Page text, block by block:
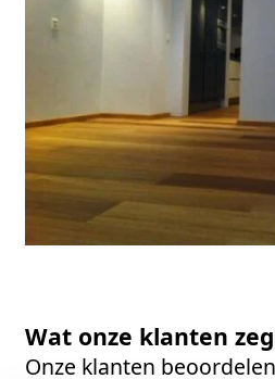
Wat onze klanten
Onze klanten